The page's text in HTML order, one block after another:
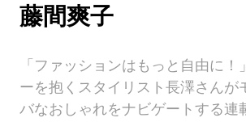
藤間爽子
「ファッションはもっと自由に！
ーを抱くスタイリスト長澤さんが
バなおしゃれをナビゲートする連